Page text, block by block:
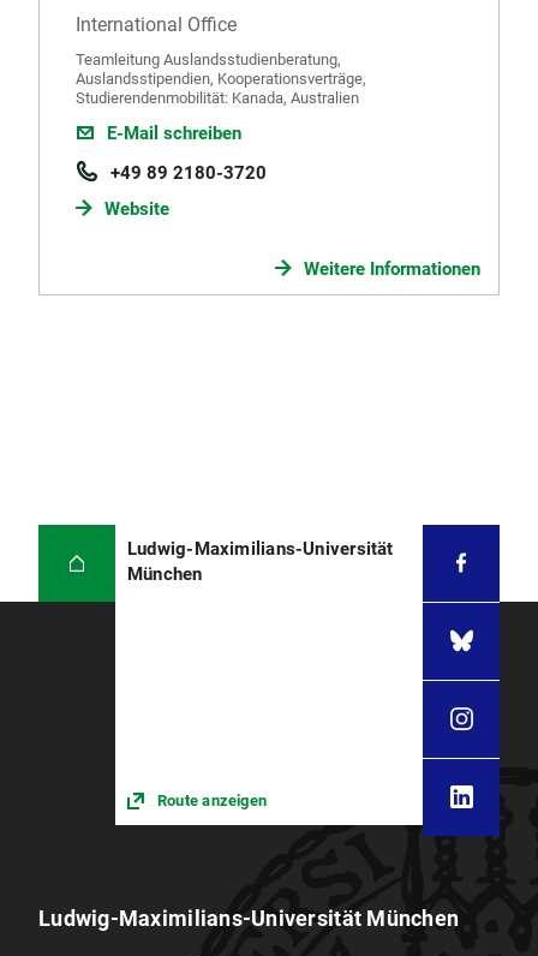
International Office
Teamleitung Auslandsstudienberatung,
Auslandsstipendien, Kooperationsverträge,
Studierendenmobilität: Kanada, Australien
E-Mail schreiben
+49 89 2180-3720
Website
Weitere Informationen
Ludwig-Maximilians-Universität
München
Route anzeigen
Ludwig-Maximilians-Universität München